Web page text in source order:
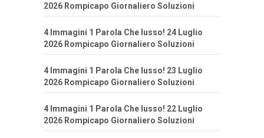
2026 Rompicapo Giornaliero Soluzioni
4 Immagini 1 Parola Che lusso! 24 Luglio
2026 Rompicapo Giornaliero Soluzioni
4 Immagini 1 Parola Che lusso! 23 Luglio
2026 Rompicapo Giornaliero Soluzioni
4 Immagini 1 Parola Che lusso! 22 Luglio
2026 Rompicapo Giornaliero Soluzioni